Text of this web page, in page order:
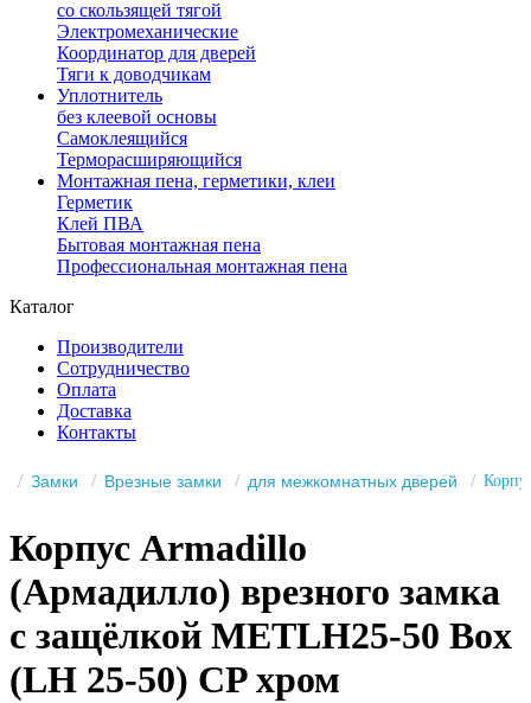
со скользящей тягой
Электромеханические
Координатор для дверей
Тяги к доводчикам
Уплотнитель
без клеевой основы
Самоклеящийся
Терморасширяющийся
Монтажная пена, герметики, клеи
Герметик
Клей ПВА
Бытовая монтажная пена
Профессиональная монтажная пена
Каталог
Производители
Сотрудничество
Оплата
Доставка
Контакты
Замки Врезные замки для межкомнатных дверей
Корпус Armadillo
(Армадилло) врезного замка
c защёлкой METLH25-50 Box
(LH 25-50) CP хром